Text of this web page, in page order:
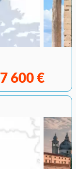
7 600 €